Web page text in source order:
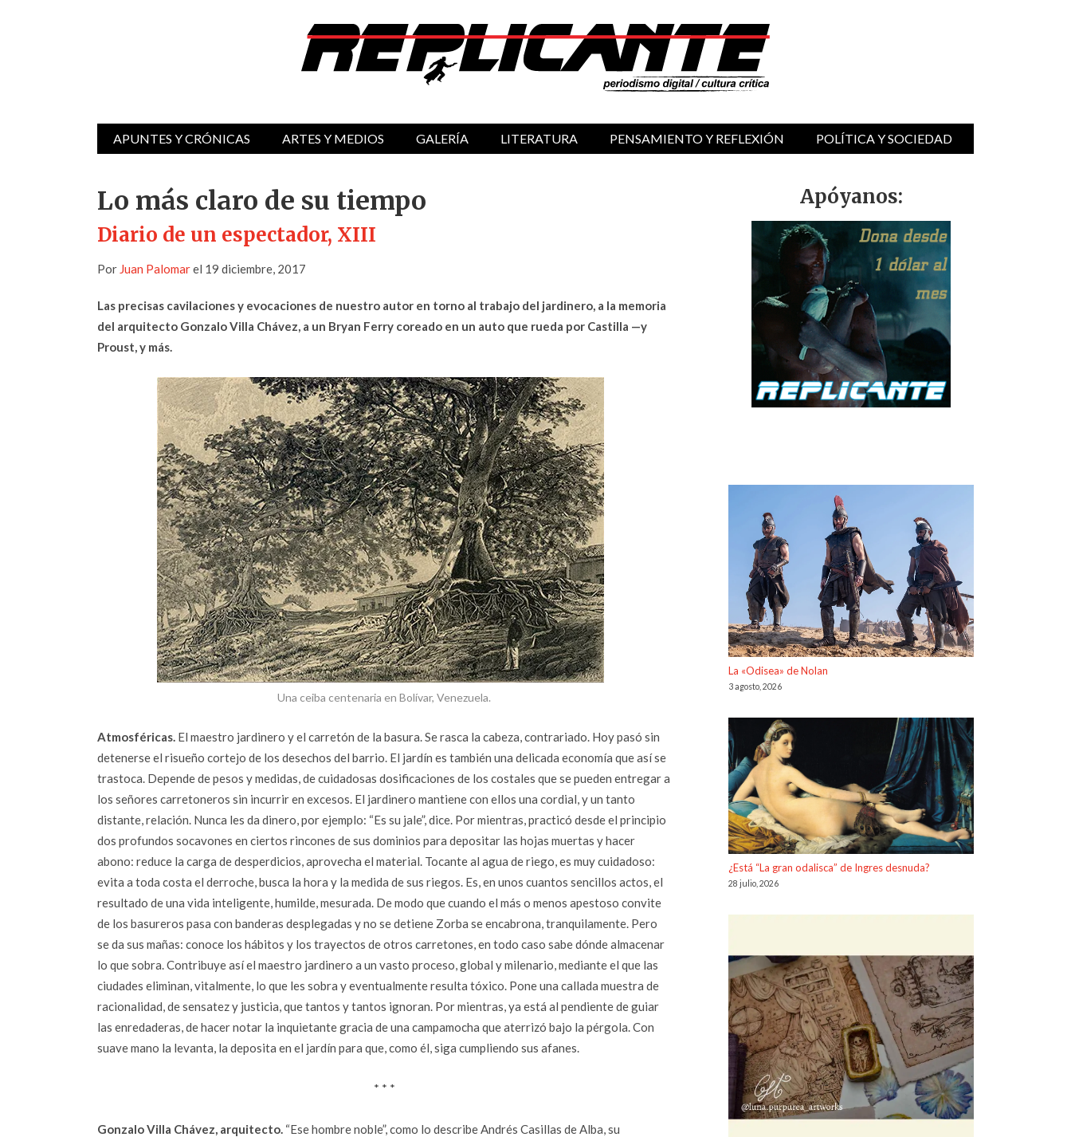
APUNTES Y CRÓNICAS ARTES Y MEDIOS GALERÍA LITERATURA PENSAMIENTO Y REFLEXIÓN POLÍTICA Y SOCIEDAD
Lo más claro de su tiempo
Diario de un espectador, XIII
Por Juan Palomarel 19 diciembre, 2017
Las precisas cavilaciones y evocaciones de nuestro autor en torno al trabajo del jardinero, a la memoria
del arquitecto Gonzalo Villa Chávez, a un Bryan Ferry coreado en un auto que rueda por Castilla —y
Proust, y más.
Una ceiba centenaria en Bolívar, Venezuela.
Atmosféricas. El maestro jardinero y el carretón de la basura. Se rasca la cabeza, contrariado. Hoy pasó sin
detenerse el risueño cortejo de los desechos del barrio. El jardín es también una delicada economía que así se
trastoca. Depende de pesos y medidas, de cuidadosas dosificaciones de los costales que se pueden entregar a
los señores carretoneros sin incurrir en excesos. El jardinero mantiene con ellos una cordial, y un tanto
distante, relación. Nunca les da dinero, por ejemplo: “Es su jale”, dice. Por mientras, practicó desde el principio
dos profundos socavones en ciertos rincones de sus dominios para depositar las hojas muertas y hacer
abono: reduce la carga de desperdicios, aprovecha el material. Tocante al agua de riego, es muy cuidadoso:
evita a toda costa el derroche, busca la hora y la medida de sus riegos. Es, en unos cuantos sencillos actos, el
resultado de una vida inteligente, humilde, mesurada. De modo que cuando el más o menos apestoso convite
de los basureros pasa con banderas desplegadas y no se detiene Zorba se encabrona, tranquilamente. Pero
se da sus mañas: conoce los hábitos y los trayectos de otros carretones, en todo caso sabe dónde almacenar
lo que sobra. Contribuye así el maestro jardinero a un vasto proceso, global y milenario, mediante el que las
ciudades eliminan, vitalmente, lo que les sobra y eventualmente resulta tóxico. Pone una callada muestra de
racionalidad, de sensatez y justicia, que tantos y tantos ignoran. Por mientras, ya está al pendiente de guiar
las enredaderas, de hacer notar la inquietante gracia de una campamocha que aterrizó bajo la pérgola. Con
suave mano la levanta, la deposita en el jardín para que, como él, siga cumpliendo sus afanes.
* * *
Gonzalo Villa Chávez, arquitecto. “Ese hombre noble”, como lo describe Andrés Casillas de Alba, su
Apóyanos:
La «Odisea» de Nolan
3 agosto, 2026
¿Está “La gran odalisca” de Ingres desnuda?
28 julio, 2026